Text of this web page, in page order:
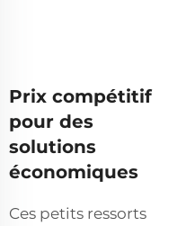
Prix compétitif
pour des
solutions
économiques
Ces petits ressorts